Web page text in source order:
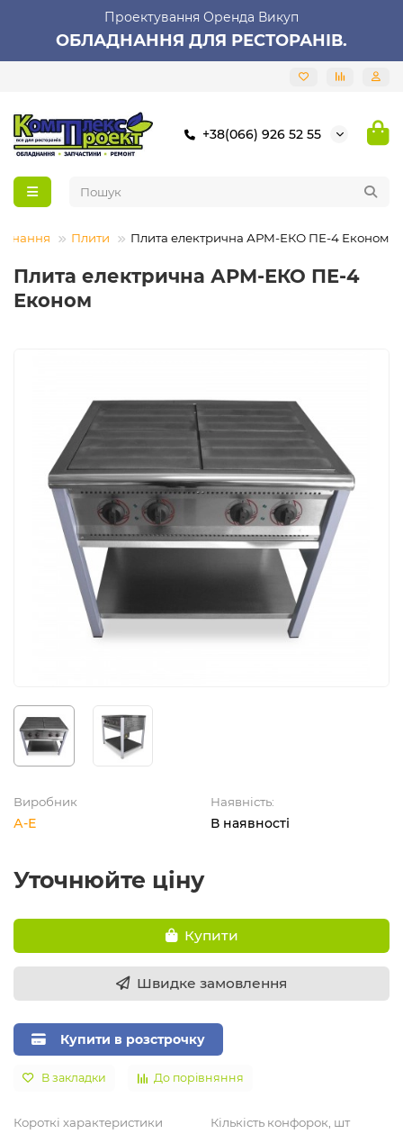
Проектування Оренда Викуп
ОБЛАДНАННЯ ДЛЯ РЕСТОРАНІВ.
+38(066) 926 52 55
Плити Плита електрична АРМ-ЕКО ПЕ-4 Економ
Плита електрична АРМ-ЕКО ПЕ-4
Економ
Виробник
А-Е
Наявність:
В наявності
Уточнюйте ціну
Купити
Швидке замовлення
Купити в розстрочку
В закладки До порівняння
Короткі характеристики Кількість конфорок, шт